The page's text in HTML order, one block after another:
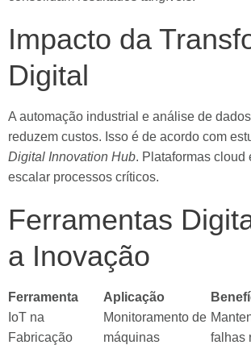
Impacto da
Digital
A automação industrial e análise de
reduzem custos. Isso é de acordo com
Digital Innovation Hub. Plataformas cloud
escalar processos críticos.
Ferramentas
a Inovação
Ferramenta Aplicação
IoT na
Fabricação
Monitoramento de
máquinas
falhas